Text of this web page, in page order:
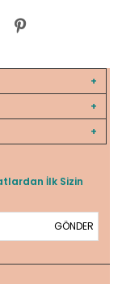
İlk Sizin
GÖNDER